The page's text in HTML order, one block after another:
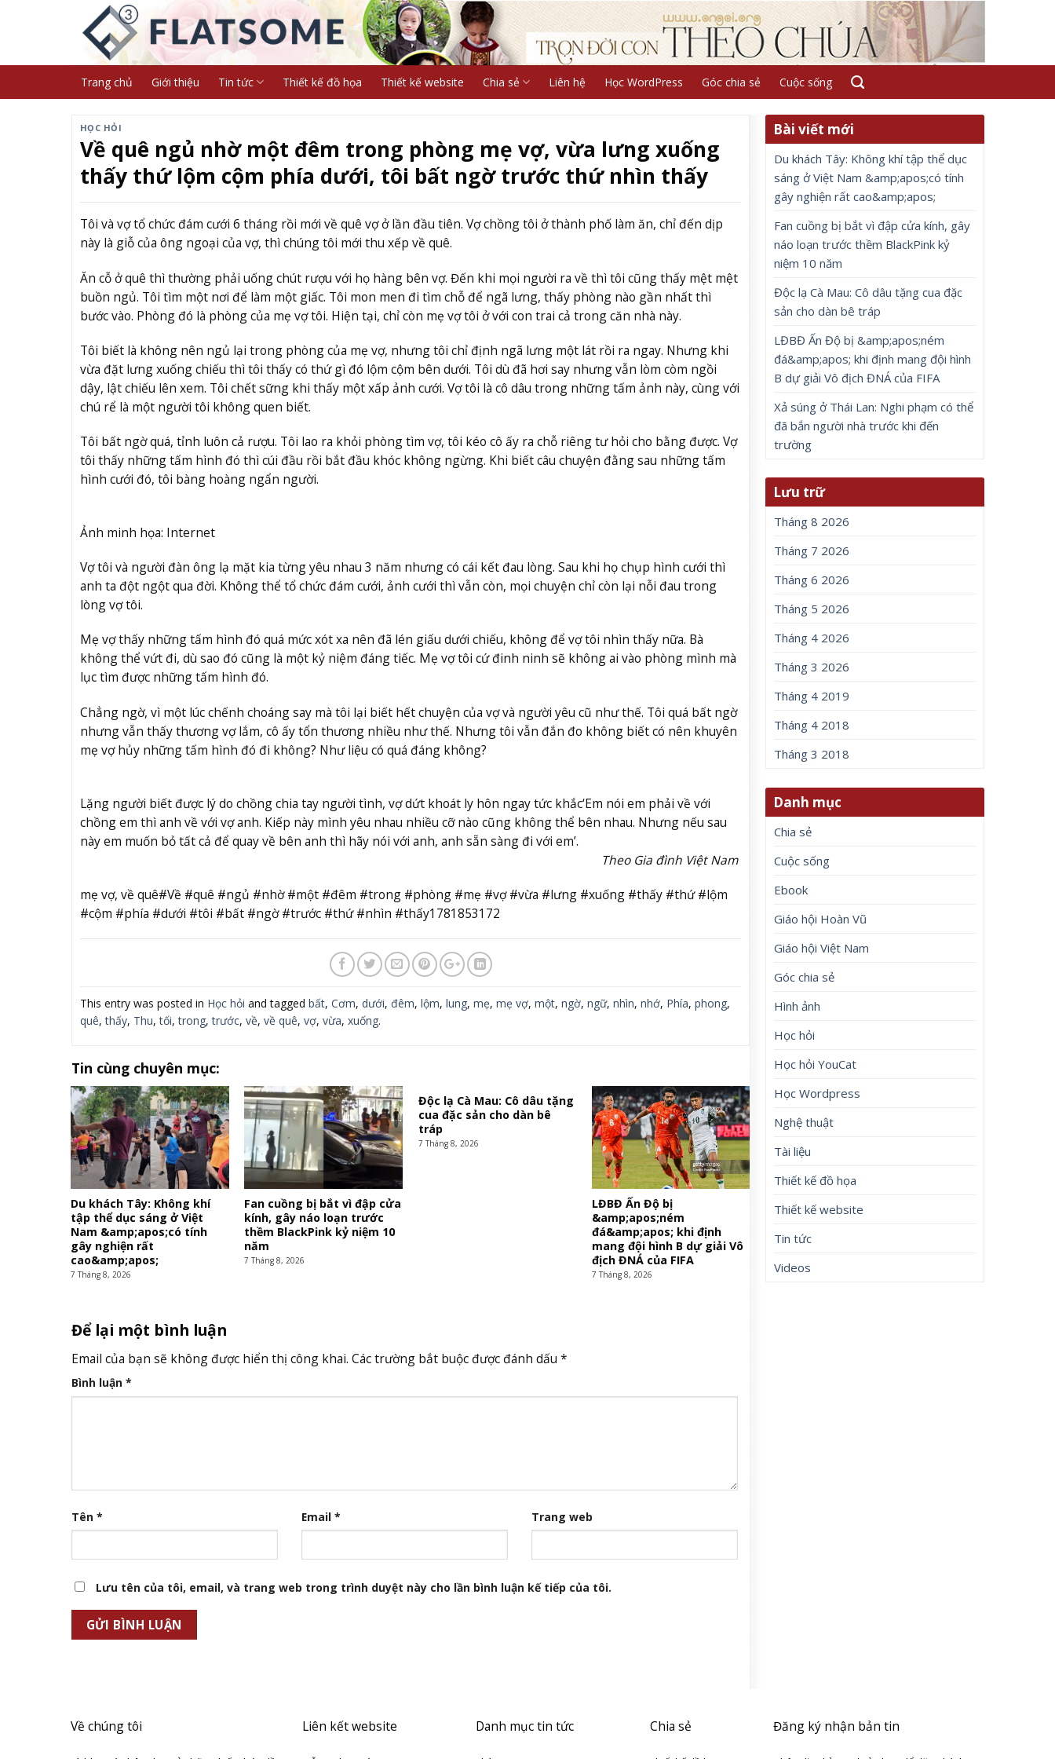
Trang chủ Giới thiệu Tin tức Thiết kế đồ họa Thiết kế website Chia sẻ Liên hệ Học WordPress Góc chia sẻ Cuộc sống
HỌC HỎI
Về quê ngủ nhờ một đêm trong phòng mẹ vợ, vừa lưng xuống
thấy thứ lộm cộm phía dưới, tôi bất ngờ trước thứ nhìn thấy
Tôi và vợ tổ chức đám cưới 6 tháng rồi mới về quê vợ ở lần đầu tiên. Vợ chồng tôi ở thành phố làm ăn, chỉ đến dịp
này là giỗ của ông ngoại của vợ, thì chúng tôi mới thu xếp về quê.
Ăn cỗ ở quê thì thường phải uống chút rượu với họ hàng bên vợ. Đến khi mọi người ra về thì tôi cũng thấy mệt mệt
buồn ngủ. Tôi tìm một nơi để làm một giấc. Tôi mon men đi tìm chỗ để ngã lưng, thấy phòng nào gần nhất thì
bước vào. Phòng đó là phòng của mẹ vợ tôi. Hiện tại, chỉ còn mẹ vợ tôi ở với con trai cả trong căn nhà này.
Tôi biết là không nên ngủ lại trong phòng của mẹ vợ, nhưng tôi chỉ định ngã lưng một lát rồi ra ngay. Nhưng khi
vừa đặt lưng xuống chiếu thì tôi thấy có thứ gì đó lộm cộm bên dưới. Tôi dù đã hơi say nhưng vẫn lòm còm ngồi
dậy, lật chiếu lên xem. Tôi chết sững khi thấy một xấp ảnh cưới. Vợ tôi là cô dâu trong những tấm ảnh này, cùng với
chú rể là một người tôi không quen biết.
Tôi bất ngờ quá, tỉnh luôn cả rượu. Tôi lao ra khỏi phòng tìm vợ, tôi kéo cô ấy ra chỗ riêng tư hỏi cho bằng được. Vợ
tôi thấy những tấm hình đó thì cúi đầu rồi bắt đầu khóc không ngừng. Khi biết câu chuyện đằng sau những tấm
hình cưới đó, tôi bàng hoàng ngẩn người.
Ảnh minh họa: Internet
Vợ tôi và người đàn ông lạ mặt kia từng yêu nhau 3 năm nhưng có cái kết đau lòng. Sau khi họ chụp hình cưới thì
anh ta đột ngột qua đời. Không thể tổ chức đám cưới, ảnh cưới thì vẫn còn, mọi chuyện chỉ còn lại nỗi đau trong
lòng vợ tôi.
Mẹ vợ thấy những tấm hình đó quá mức xót xa nên đã lén giấu dưới chiếu, không để vợ tôi nhìn thấy nữa. Bà
không thể vứt đi, dù sao đó cũng là một kỷ niệm đáng tiếc. Mẹ vợ tôi cứ đinh ninh sẽ không ai vào phòng mình mà
lục tìm được những tấm hình đó.
Chẳng ngờ, vì một lúc chếnh choáng say mà tôi lại biết hết chuyện của vợ và người yêu cũ như thế. Tôi quá bất ngờ
nhưng vẫn thấy thương vợ lắm, cô ấy tổn thương nhiều như thế. Nhưng tôi vẫn đắn đo không biết có nên khuyên
mẹ vợ hủy những tấm hình đó đi không? Như liệu có quá đáng không?
Lặng người biết được lý do chồng chia tay người tình, vợ dứt khoát ly hôn ngay tức khắc‘Em nói em phải về với
chồng em thì anh về với vợ anh. Kiếp này mình yêu nhau nhiều cỡ nào cũng không thể bên nhau. Nhưng nếu sau
này em muốn bỏ tất cả để quay về bên anh thì hãy nói với anh, anh sẵn sàng đi với em’.
Theo Gia đình Việt Nam
mẹ vợ, về quê#Về #quê #ngủ #nhờ #một #đêm #trong #phòng #mẹ #vợ #vừa #lưng #xuống #thấy #thứ #lộm
#cộm #phía #dưới #tôi #bất #ngờ #trước #thứ #nhìn #thấy1781853172
This entry was posted in Học hỏi and tagged bất, Cơm, dưới, đêm, lộm, lung, mẹ, mẹ vợ, một, ngờ, ngữ, nhìn, nhớ, Phía, phong,
quê,thấy, Thu,tối,trong,trước, về, về quê, vợ, vừa, xuống.
Tin cùng chuyên mục:
Du khách Tây: Không khí
tập thể dục sáng ở Việt
Nam &amp;apos;có tính
gây nghiện rất
cao&amp;apos;
7 Tháng 8, 2026
Fan cuồng bị bắt vì đập cửa
kính, gây náo loạn trước
thềm BlackPink kỷ niệm 10
năm
7 Tháng 8, 2026
Độc lạ Cà Mau: Cô dâu tặng
cua đặc sản cho dàn bê
tráp
7 Tháng 8, 2026
LĐBĐ Ấn Độ bị
&amp;apos;ném
đá&amp;apos; khi định
mang đội hình B dự giải Vô
địch ĐNÁ của FIFA
7 Tháng 8, 2026
Để lại một bình luận
Email của bạn sẽ không được hiển thị công khai. Các trường bắt buộc được đánh dấu *
Bình luận *
Tên * Email * Trang web
Lưu tên của tôi, email, và trang web trong trình duyệt này cho lần bình luận kế tiếp của tôi.
Bài viết mới
Du khách Tây: Không khí tập thể dục
sáng ở Việt Nam &amp;apos;có tính
gây nghiện rất cao&amp;apos;
Fan cuồng bị bắt vì đập cửa kính, gây
náo loạn trước thềm BlackPink kỷ
niệm 10 năm
Độc lạ Cà Mau: Cô dâu tặng cua đặc
sản cho dàn bê tráp
LĐBĐ Ấn Độ bị &amp;apos;ném
đá&amp;apos; khi định mang đội hình
B dự giải Vô địch ĐNÁ của FIFA
Xả súng ở Thái Lan: Nghi phạm có thể
đã bắn người nhà trước khi đến
trường
Lưu trữ
Tháng 8 2026
Tháng 7 2026
Tháng 6 2026
Tháng 5 2026
Tháng 4 2026
Tháng 3 2026
Tháng 4 2019
Tháng 4 2018
Tháng 3 2018
Danh mục
Chia sẻ
Cuộc sống
Ebook
Giáo hội Hoàn Vũ
Giáo hội Việt Nam
Góc chia sẻ
Hình ảnh
Học hỏi
Học hỏi YouCat
Học Wordpress
Nghệ thuật
Tài liệu
Thiết kế đồ họa
Thiết kế website
Tin tức
Videos
Về chúng tôi Liên kết website Danh mục tin tức Chia sẻ Đăng ký nhận bản tin